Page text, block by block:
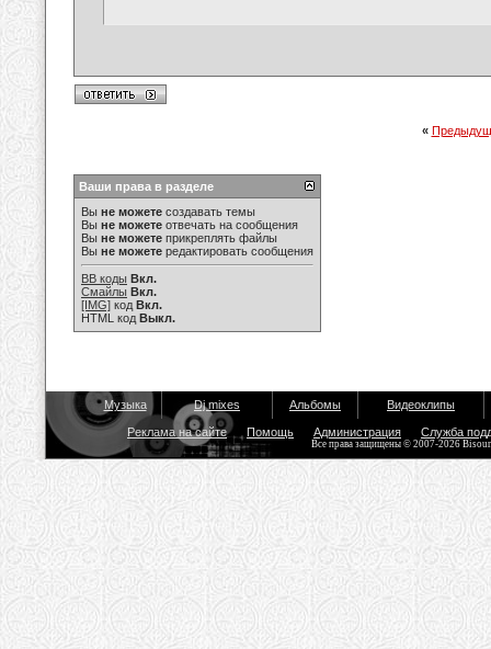
«
Ваши права в разделе
Вы не можете создавать темы
Вы не можете отвечать на сообщения
Вы не можете прикреплять файлы
Вы не можете редактировать сообщения
BB коды Вкл.
Смайлы Вкл.
[IMG] код Вкл.
HTML код Выкл.
Музыка Dj mixes Альбомы Видеоклипы
Реклама на сайте Помощь Администрация Служба
Все права защищены © 2007-2026